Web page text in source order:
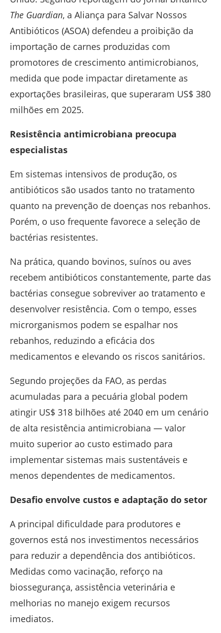
The Guardian, a Aliança para Salvar Nossos
Antibióticos (ASOA) defendeu a proibição da
importação de carnes produzidas com
promotores de crescimento antimicrobianos,
medida que pode impactar diretamente as
exportações brasileiras, que superaram US$ 380
milhões em 2025.
Resistência antimicrobiana preocupa
especialistas
Em sistemas intensivos de produção, os
antibióticos são usados tanto no tratamento
quanto na prevenção de doenças nos rebanhos.
Porém, o uso frequente favorece a seleção de
bactérias resistentes.
Na prática, quando bovinos, suínos ou aves
recebem antibióticos constantemente, parte das
bactérias consegue sobreviver ao tratamento e
desenvolver resistência. Com o tempo, esses
microrganismos podem se espalhar nos
rebanhos, reduzindo a eficácia dos
medicamentos e elevando os riscos sanitários.
Segundo projeções da FAO, as perdas
acumuladas para a pecuária global podem
atingir US$ 318 bilhões até 2040 em um cenário
de alta resistência antimicrobiana — valor
muito superior ao custo estimado para
implementar sistemas mais sustentáveis e
menos dependentes de medicamentos.
Desafio envolve custos e adaptação do setor
A principal dificuldade para produtores e
governos está nos investimentos necessários
para reduzir a dependência dos antibióticos.
Medidas como vacinação, reforço na
biossegurança, assistência veterinária e
melhorias no manejo exigem recursos
imediatos.